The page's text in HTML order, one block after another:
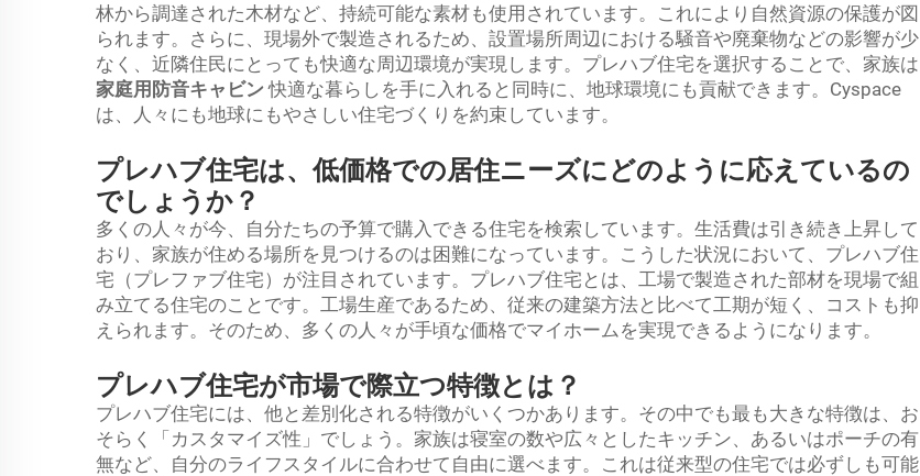
林から調達された木材など、持続可能な素材も使用されています。これにより自然資源の保護が図
られます。さらに、現場外で製造されるため、設置場所周辺における騒音や廃棄物などの影響が少
なく、近隣住民にとっても快適な周辺環境が実現します。プレハブ住宅を選択することで、家族は
家庭用防音キャビン快適な暮らしを手に入れると同時に、地球環境にも貢献できます。Cyspace
は、人々にも地球にもやさしい住宅づくりを約束しています。
プレハブ住宅は、低価格での居住ニーズにどのように応えているの
でしょうか？
多くの人々が今、自分たちの予算で購入できる住宅を検索しています。生活費は引き続き上昇して
おり、家族が住める場所を見つけるのは困難になっています。こうした状況において、プレハブ住
宅（プレファブ住宅）が注目されています。プレハブ住宅とは、工場で製造された部材を現場で組
み立てる住宅のことです。工場生産であるため、従来の建築方法と比べて工期が短く、コストも抑
えられます。そのため、多くの人々が手頃な価格でマイホームを実現できるようになります。
プレハブ住宅が市場で際立つ特徴とは？
プレハブ住宅には、他と差別化される特徴がいくつかあります。その中でも最も大きな特徴は、お
そらく「カスタマイズ性」でしょう。家族は寝室の数や広々としたキッチン、あるいはポーチの有
無など、自分のライフスタイルに合わせて自由に選べます。これは従来型の住宅では必ずしも可能